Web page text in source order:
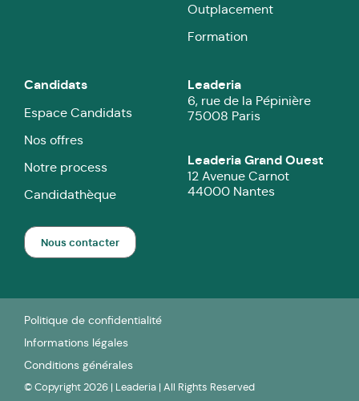
Outplacement
Formation
Candidats
Espace Candidats
Nos offres
Notre process
Candidathèque
Leaderia
6, rue de la Pépinière
75008 Paris
Leaderia Grand Ouest
12 Avenue Carnot
44000 Nantes
Nous contacter
Politique de confidentialité
Informations légales
Conditions générales
© Copyright 2026 | Leaderia | All Rights Reserved